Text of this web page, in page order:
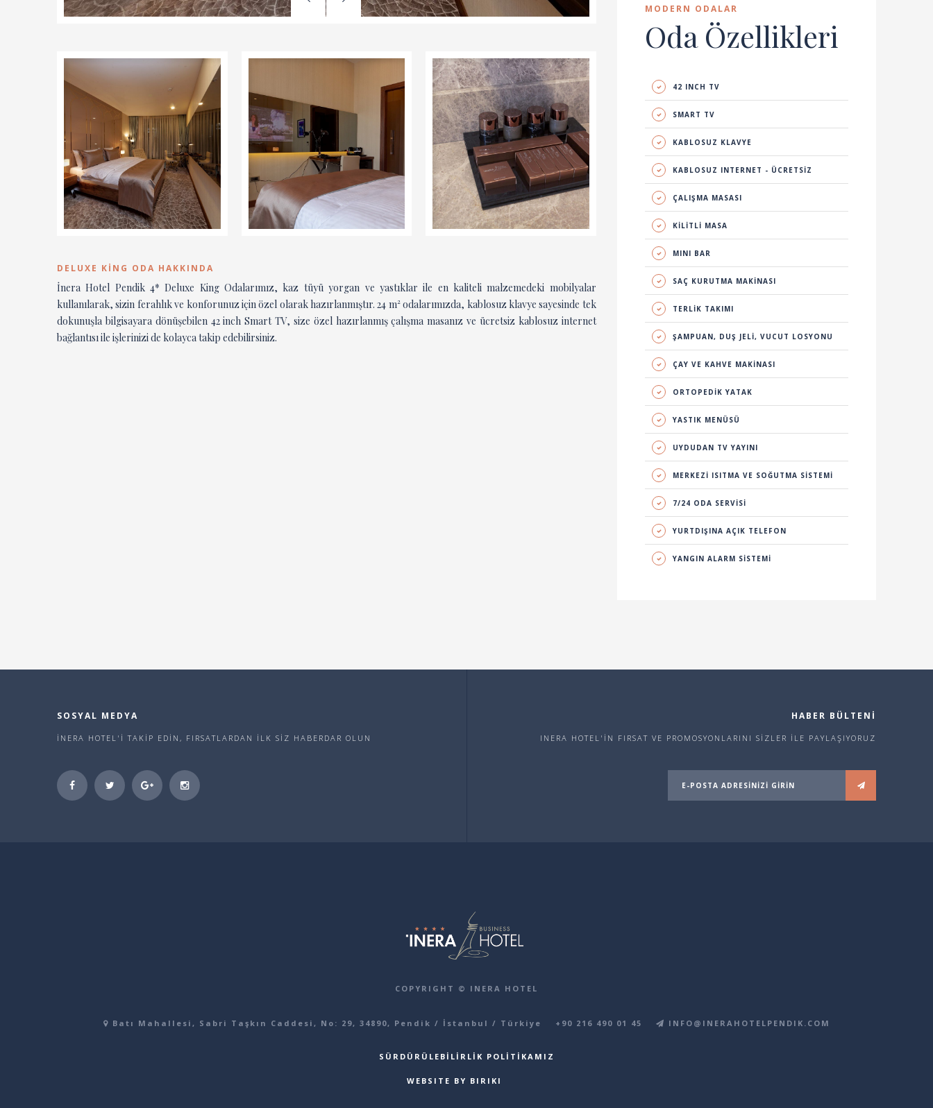
DELUXE KING ODA HAKKINDA
İnera Hotel Pendik 4* Deluxe King Odalarımız, kaz tüyü yorgan ve yastıklar ile en kaliteli malzemedeki mobilyalar
kullanılarak, sizin ferahlık ve konforunuz için özel olarak hazırlanmıştır. 24 m² odalarımızda, kablosuz klavye sayesinde tek
dokunuşla bilgisayara dönüşebilen 42 inch Smart TV, size özel hazırlanmış çalışma masanız ve ücretsiz kablosuz internet
bağlantısı ile işlerinizi de kolayca takip edebilirsiniz.
MODERN ODALAR
Oda Özellikleri
42 INCH TV
SMART TV
KABLOSUZ KLAVYE
KABLOSUZ INTERNET - ÜCRETSİZ
ÇALIŞMA MASASI
KİLİTLİ MASA
MINI BAR
SAÇ KURUTMA MAKİNASI
TERLİK TAKIMI
ŞAMPUAN, DUŞ JELİ, VUCUT LOSYONU
ÇAY VE KAHVE MAKİNASI
ORTOPEDİK YATAK
YASTIK MENÜSÜ
UYDUDAN TV YAYINI
MERKEZİ ISITMA VE SOĞUTMA SİSTEMİ
7/24 ODA SERVİSİ
YURTDIŞINA AÇIK TELEFON
YANGIN ALARM SİSTEMİ
SOSYAL MEDYA
İNERA HOTEL'İ TAKİP EDİN, FIRSATLARDAN İLK SİZ HABERDAR OLUN
HABER BÜLTENİ
INERA HOTEL'İN FIRSAT VE PROMOSYONLARINI SİZLER İLE PAYLAŞIYORUZ
COPYRIGHT © INERA HOTEL
Batı Mahallesi, Sabri Taşkın Caddesi, No: 29, 34890, Pendik / İstanbul / Türkiye +90 216 490 01 45 INFO@INERAHOTELPENDIK.COM
SÜRDÜRÜLEBILIRLIK POLITIKAMIZ
WEBSITE BY BIRIKI